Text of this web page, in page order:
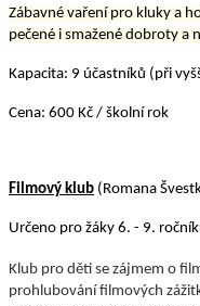
Zábavné vaření pro kluky a
pečené i smažené dobroty a
Kapacita: 9 účastníků (při
Cena: 600 Kč / školní rok
Filmový klub (Romana
Určeno pro žáky 6. - 9.
Klub pro děti se zájmem o
prohlubování filmových